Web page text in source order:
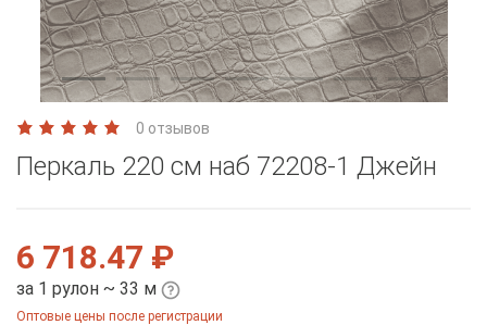
0 отзывов
Перкаль 220 см наб 72208-1 Джейн
6 718.47 ₽
за 1 рулон ~ 33 м
Оптовые цены после регистрации